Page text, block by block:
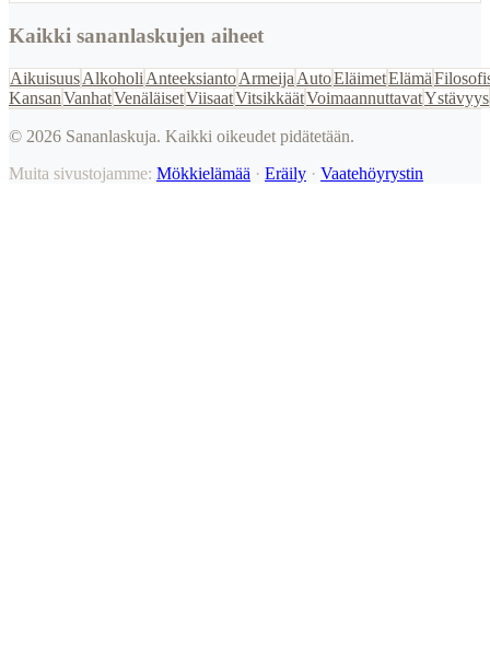
Kaikki sananlaskujen aiheet
AikuisuusAlkoholi AnteeksiantoArmeija AutoEläimetElämä
KansanVanhatVenäläisetViisaatVitsikkäätVoimaannuttavatYstävyys
© 2026 Sananlaskuja. Kaikki oikeudet pidätetään.
Muita sivustojamme: Mökkielämää · Eräily · Vaatehöyrystin